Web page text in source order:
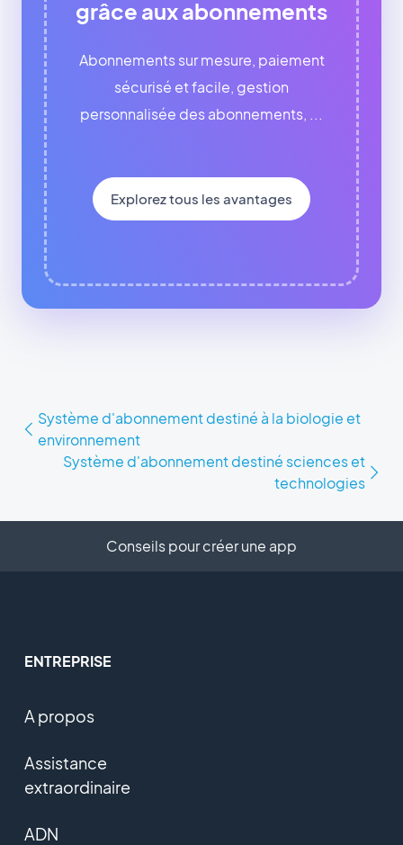
grâce aux abonnements
Abonnements sur mesure, paiement
sécurisé et facile, gestion
personnalisée des abonnements, ...
Explorez tous les avantages
Système d'abonnement destiné à la biologie et
environnement
Système d'abonnement destiné sciences et
technologies
Conseils pour créer une app
ENTREPRISE
A propos
Assistance
extraordinaire
ADN